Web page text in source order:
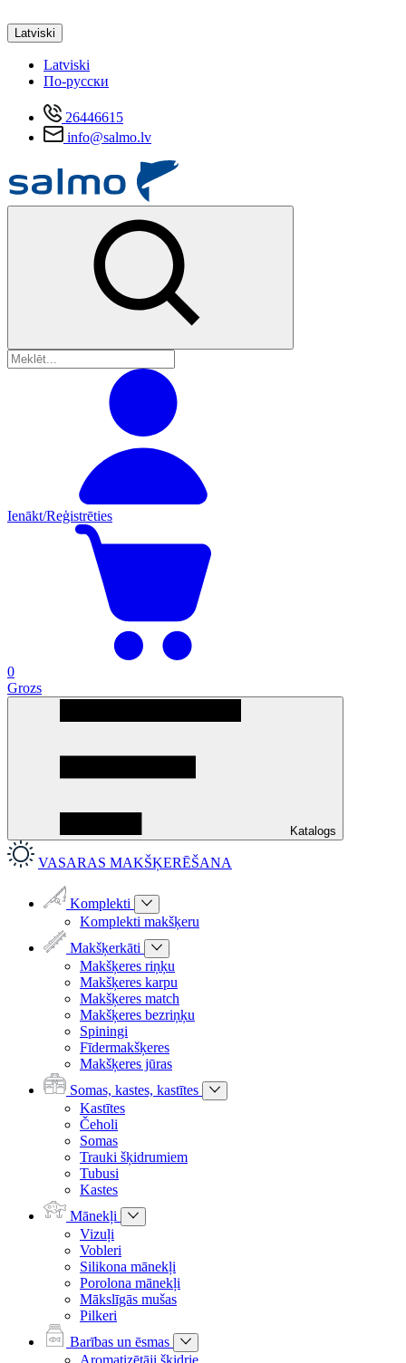
Latviski
Latviski
По-русски
26446615
info@salmo.lv
Ienākt/Reģistrēties
0
Grozs
Katalogs
VASARAS MAKŠĶERĒŠANA
Komplekti
Komplekti makšķeru
Makšķerkāti
Makšķeres riņķu
Makšķeres karpu
Makšķeres match
Makšķeres bezriņķu
Spiningi
Fīdermakšķeres
Makšķeres jūras
Somas, kastes, kastītes
Kastītes
Čeholi
Somas
Trauki šķidrumiem
Tubusi
Kastes
Mānekļi
Vizuļi
Vobleri
Silikona mānekļi
Porolona mānekļi
Mākslīgās mušas
Pilkeri
Barības un ēsmas
Aromatizētāji šķidrie